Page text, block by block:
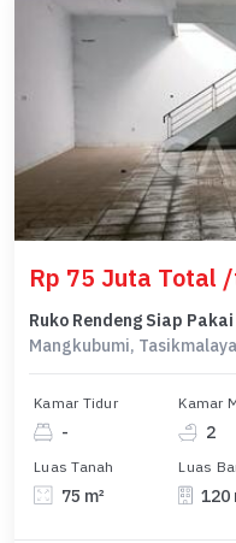
Rp 75 Juta Total
Ruko Rendeng Siap
Mangkubumi, Tasikmalaya
Kamar Tidur
-
Kamar
2
Luas Tanah
75 m²
Luas
120